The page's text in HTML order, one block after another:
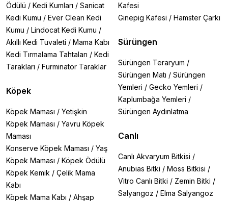
Ödülü / Kedi Kumları / Sanicat
Kedi Kumu / Ever Clean Kedi
Kumu / Lindocat Kedi Kumu /
Akıllı Kedi Tuvaleti / Mama Kabı
Kedi Tırmalama Tahtaları / Kedi
Tarakları / Furminator Taraklar
Köpek
Köpek Maması / Yetişkin
Köpek Maması / Yavru Köpek
Maması
Konserve Köpek Maması / Yaş
Köpek Maması / Köpek Ödülü
Köpek Kemik / Çelik Mama
Kabı
Köpek Mama Kabı / Ahşap
Kafesi
Ginepig Kafesi / Hamster Çarkı
Sürüngen
Sürüngen Teraryum /
Sürüngen Matı / Sürüngen
Yemleri / Gecko Yemleri /
Kaplumbağa Yemleri /
Sürüngen Aydınlatma
Canlı
Canlı Akvaryum Bitkisi /
Anubias Bitki / Moss Bitkisi /
Vitro Canlı Bitki / Zemin Bitki /
Salyangoz / Elma Salyangoz